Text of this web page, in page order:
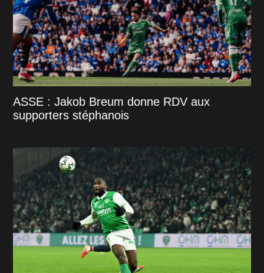
ASSE : Jakob Breum donne RDV aux
supporters stéphanois